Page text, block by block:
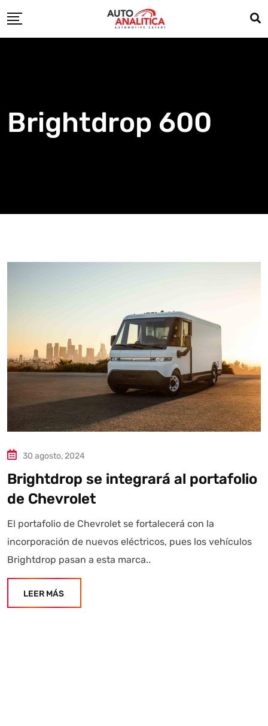
to
Brightdrop 600
30 agosto, 2024
Brightdrop se integrará al portafolio
de Chevrolet
El portafolio de Chevrolet se fortalecerá con la
incorporación de nuevos eléctricos, pues los vehículos
Brightdrop pasan a esta marca..
LEER MÁS
Agente Inteligente
Estoy aquí para encontrar lo que necesitas. ¿Qué estás
buscando? "Este asistente con IA (OpenAI) ofrece
información referencial que puede contener errores.
Asistente con IA en desarrollo. Autoanalítica optimiza
diariamente su exactitud."